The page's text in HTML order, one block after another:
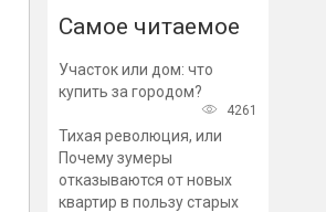
Самое читаемое
Участок или дом: что
купить за городом?
4261
Тихая революция, или
Почему зумеры
отказываются от новых
квартир в пользу старых